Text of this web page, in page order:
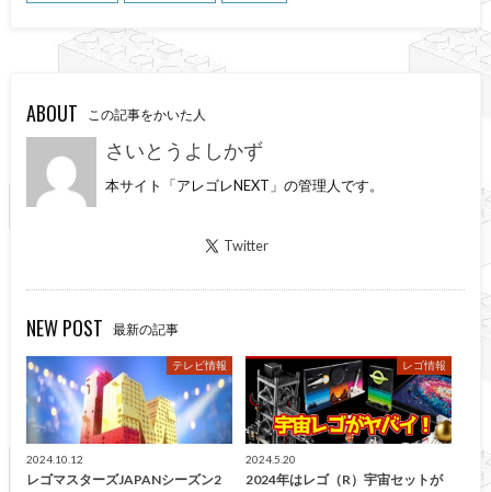
ABOUT この記事をかいた人
さいとうよしかず
本サイト「アレゴレNEXT」の管理人です。
Twitter
NEW POST 最新の記事
テレビ情報
2024.10.12
レゴマスターズJAPANシーズン2
レゴ情報
2024.5.20
2024年はレゴ（R）宇宙セットが